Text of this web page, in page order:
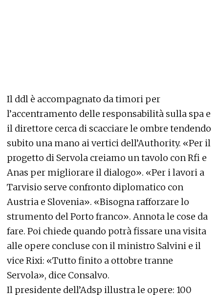
Il ddl è accompagnato da timori per
l’accentramento delle responsabilità sulla spa e
il direttore cerca di scacciare le ombre tendendo
subito una mano ai vertici dell’Authority. «Per il
progetto di Servola creiamo un tavolo con Rfi e
Anas per migliorare il dialogo». «Per i lavori a
Tarvisio serve confronto diplomatico con
Austria e Slovenia». «Bisogna rafforzare lo
strumento del Porto franco». Annota le cose da
fare. Poi chiede quando potrà fissare una visita
alle opere concluse con il ministro Salvini e il
vice Rixi: «Tutto finito a ottobre tranne
Servola», dice Consalvo.
Il presidente dell’Adsp illustra le opere: 100